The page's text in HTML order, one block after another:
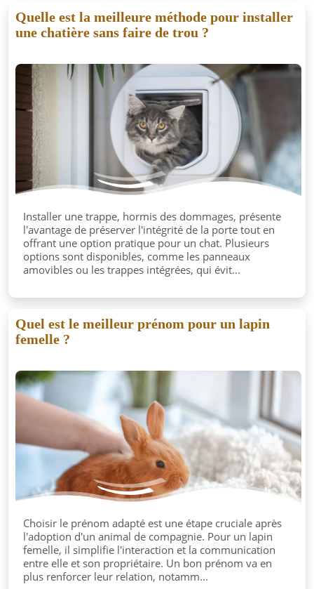
Quelle est la meilleure méthode pour installer
une chatière sans faire de trou ?
Installer une trappe, hormis des dommages, présente
l'avantage de préserver l'intégrité de la porte tout en
offrant une option pratique pour un chat. Plusieurs
options sont disponibles, comme les panneaux
amovibles ou les trappes intégrées, qui évit...
Quel est le meilleur prénom pour un lapin
femelle ?
Choisir le prénom adapté est une étape cruciale après
l'adoption d'un animal de compagnie. Pour un lapin
femelle, il simplifie l'interaction et la communication
entre elle et son propriétaire. Un bon prénom va en
plus renforcer leur relation, notamm...